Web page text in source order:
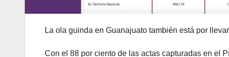
La ola guinda en Guanajuato también está por
Con el 88 por ciento de las actas capturadas en el